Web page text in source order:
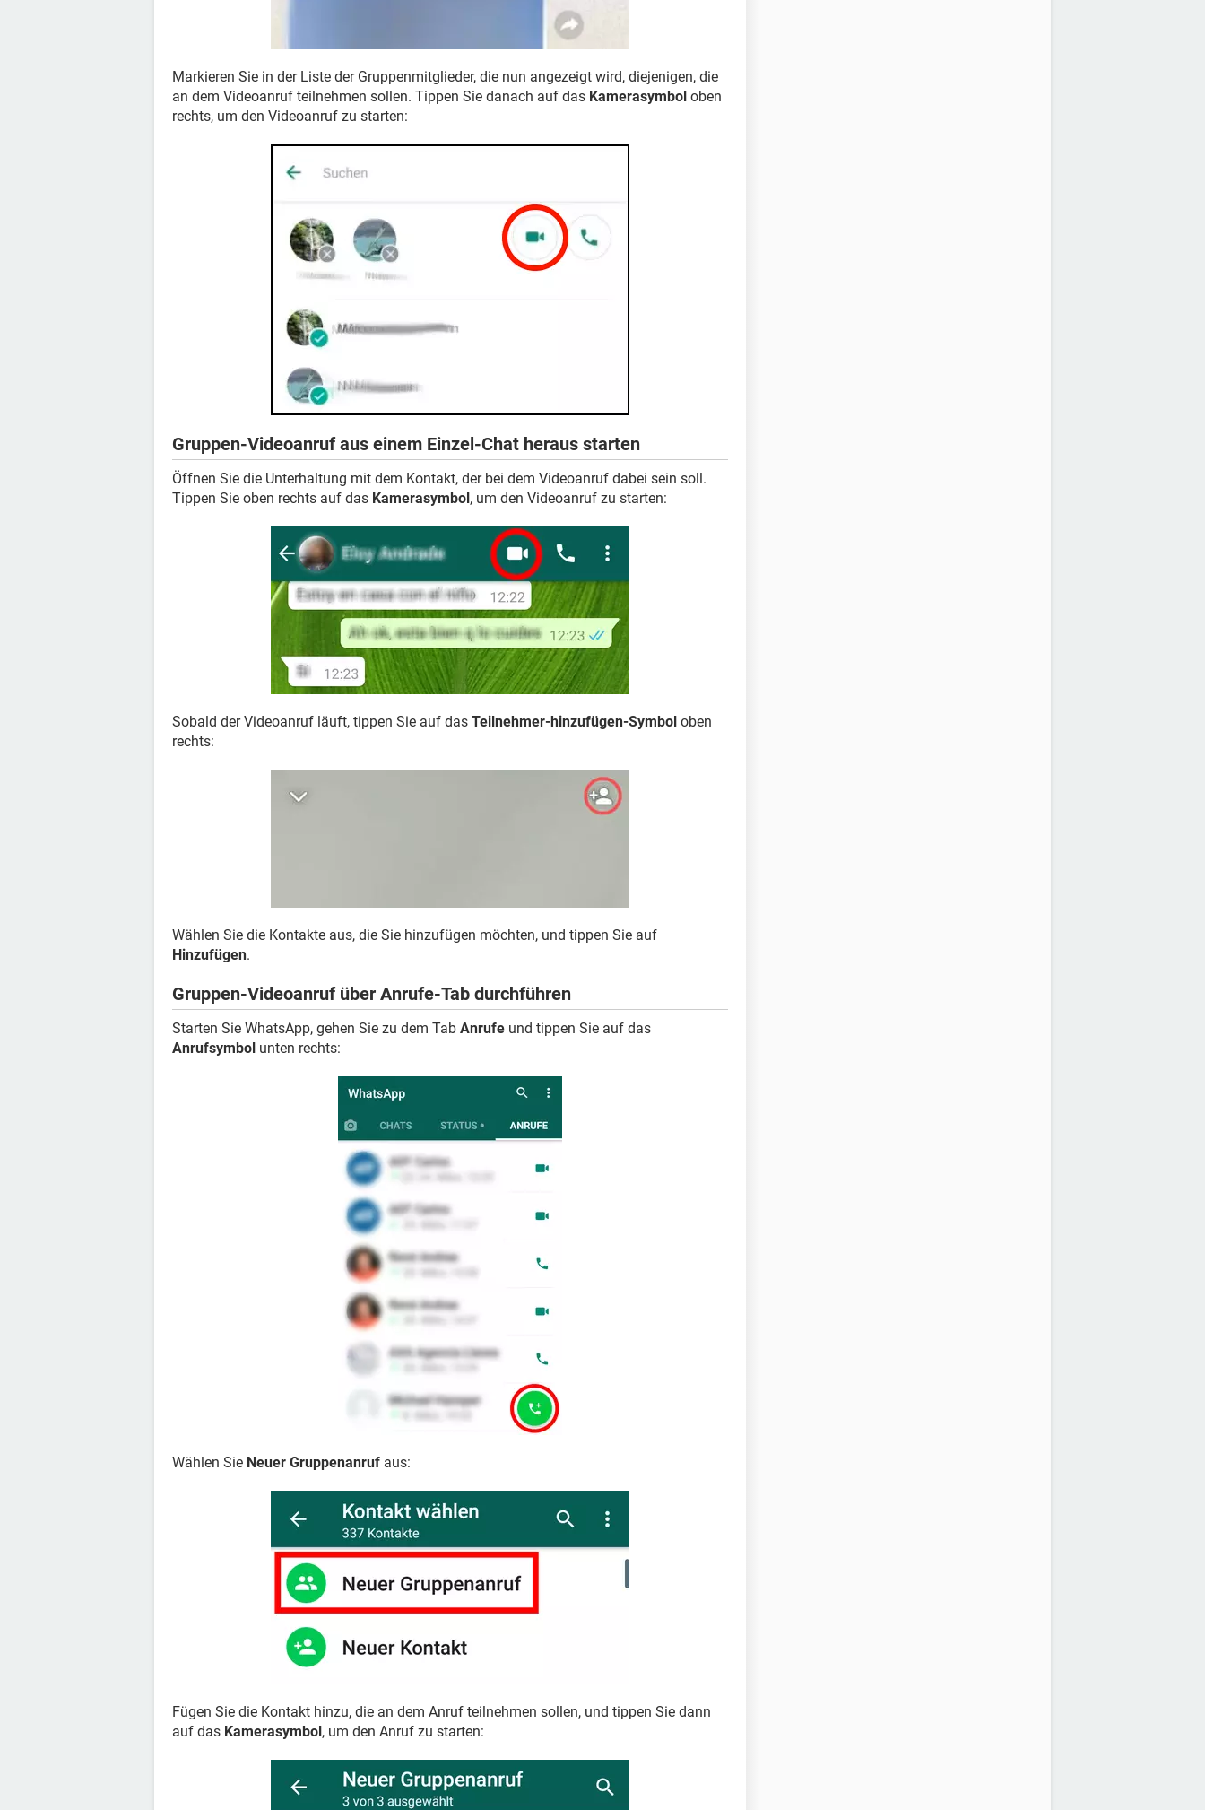
Markieren Sie in der Liste der Gruppenmitglieder, die nun angezeigt wird, diejenigen, die
an dem Videoanruf teilnehmen sollen. Tippen Sie danach auf das Kamerasymbol oben
rechts, um den Videoanruf zu starten:
Gruppen-Videoanruf aus einem Einzel-Chat heraus starten
Öffnen Sie die Unterhaltung mit dem Kontakt, der bei dem Videoanruf dabei sein soll.
Tippen Sie oben rechts auf das Kamerasymbol, um den Videoanruf zu starten:
Sobald der Videoanruf läuft, tippen Sie auf das Teilnehmer-hinzufügen-Symbol oben
rechts:
Wählen Sie die Kontakte aus, die Sie hinzufügen möchten, und tippen Sie auf
Hinzufügen.
Gruppen-Videoanruf über Anrufe-Tab durchführen
Starten Sie WhatsApp, gehen Sie zu dem Tab Anrufe und tippen Sie auf das
Anrufsymbol unten rechts:
Wählen Sie Neuer Gruppenanruf aus:
Fügen Sie die Kontakt hinzu, die an dem Anruf teilnehmen sollen, und tippen Sie dann
auf das Kamerasymbol, um den Anruf zu starten: